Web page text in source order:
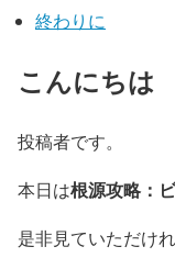
終わりに
こんにちは
投稿者です。
本日は根源攻略：
是非見ていただけ